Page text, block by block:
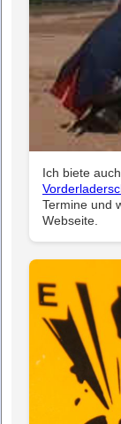
Ich biete auch
Termine und
Webseite.